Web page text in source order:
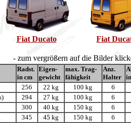
Fiat Ducato Fiat
- zum vergrößern auf die Bilder
Radst.
in cm
Eigen-
gewicht
max. Trag-
fähigkeit
Anz.
Halter
256 22 kg 100 kg 6
294 27 kg 100 kg 6
300 40 kg 150 kg 6
345 45 kg 150 kg 6